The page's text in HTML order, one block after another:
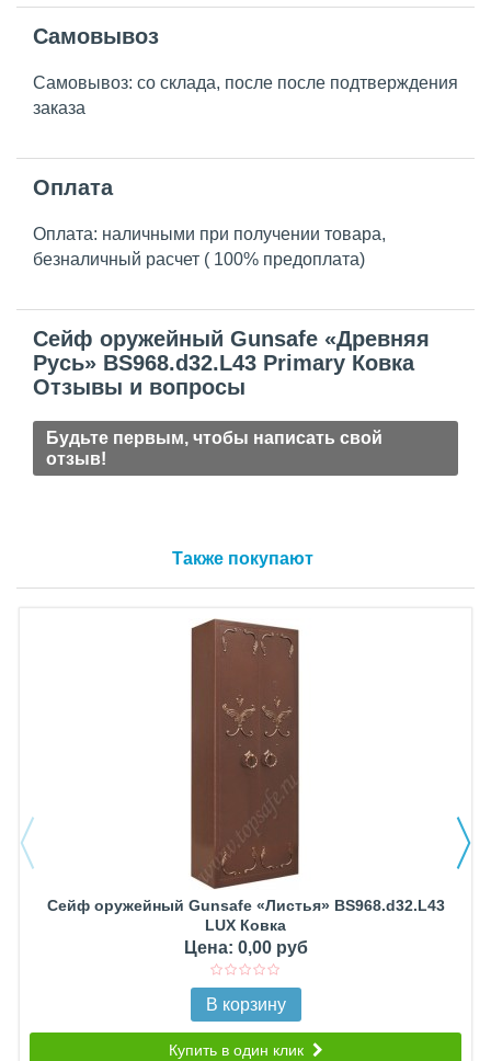
Самовывоз
Самовывоз: со склада, после после подтверждения
заказа
Оплата
Оплата: наличными при получении товара,
безналичный расчет ( 100% предоплата)
Сейф оружейный Gunsafe «Древняя
Русь» BS968.d32.L43 Primary Ковка
Отзывы и вопросы
Будьте первым, чтобы написать свой
отзыв!
Также покупают
Сейф оружейный Gunsafe «Листья» BS968.d32.L43
LUX Ковка
Цена: 0,00 руб
В корзину
Купить в один клик